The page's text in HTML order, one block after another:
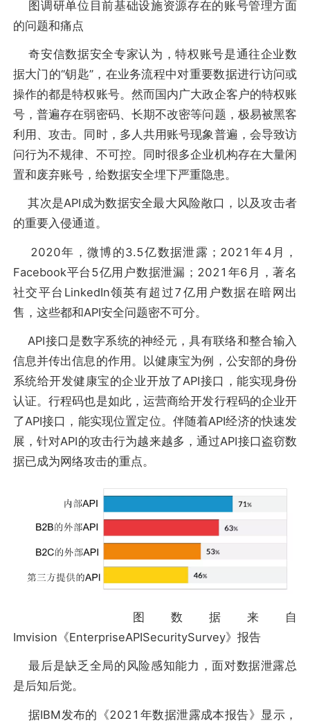
图调研单位目前基础设施资源存在的账号管理方面
的问题和痛点
奇安信数据安全专家认为，特权账号是通往企业数
据大门的“钥匙”，在业务流程中对重要数据进行访问或
操作的都是特权账号。然而国内广大政企客户的特权账
号，普遍存在弱密码、长期不改密等问题，极易被黑客
利用、攻击。同时，多人共用账号现象普遍，会导致访
问行为不规律、不可控。同时很多企业机构存在大量闲
置和废弃账号，给数据安全埋下严重隐患。
其次是API成为数据安全最大风险敞口，以及攻击者
的重要入侵通道。
2020年，微博的3.5亿数据泄露；2021年4月，
Facebook平台5亿用户数据泄漏；2021年6月，著名
社交平台LinkedIn领英有超过7亿用户数据在暗网出
售，这些都和API安全问题密不可分。
API接口是数字系统的神经元，具有联络和整合输入
信息并传出信息的作用。以健康宝为例，公安部的身份
系统给开发健康宝的企业开放了API接口，能实现身份
认证。行程码也是如此，运营商给开发行程码的企业开
了API接口，能实现位置定位。伴随着API经济的快速发
展，针对API的攻击行为越来越多，通过API接口盗窃数
据已成为网络攻击的重点。
图数据来自
Imvision《EnterpriseAPISecuritySurvey》报告
最后是缺乏全局的风险感知能力，面对数据泄露总
是后知后觉。
据IBM发布的《2021年数据泄露成本报告》显示，